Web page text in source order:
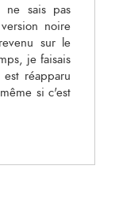
sais pas
noire
sur le
je faisais
réapparu
si c'est